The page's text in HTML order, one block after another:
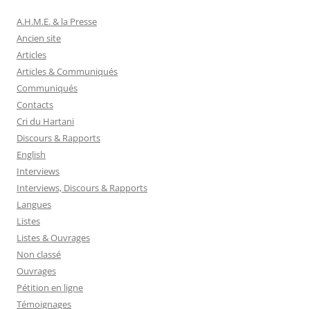
A.H.M.E. & la Presse
Ancien site
Articles
Articles & Communiqués
Communiqués
Contacts
Cri du Hartani
Discours & Rapports
English
Interviews
Interviews, Discours & Rapports
Langues
Listes
Listes & Ouvrages
Non classé
Ouvrages
Pétition en ligne
Témoignages